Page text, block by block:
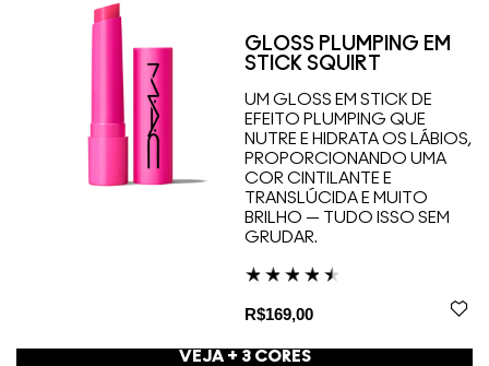
GLOSS PLUMPING EM
STICK SQUIRT
UM GLOSS EM STICK DE
EFEITO PLUMPING QUE
NUTRE E HIDRATA OS LÁBIOS,
PROPORCIONANDO UMA
COR CINTILANTE E
TRANSLÚCIDA E MUITO
BRILHO — TUDO ISSO SEM
GRUDAR.
R$169,00
VEJA + 3CORES